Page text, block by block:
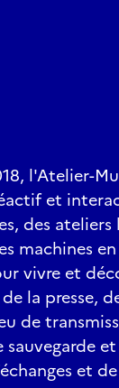
l'Atelier-
et
des
machines
vivre et
la presse,
de
sauvegarde
et